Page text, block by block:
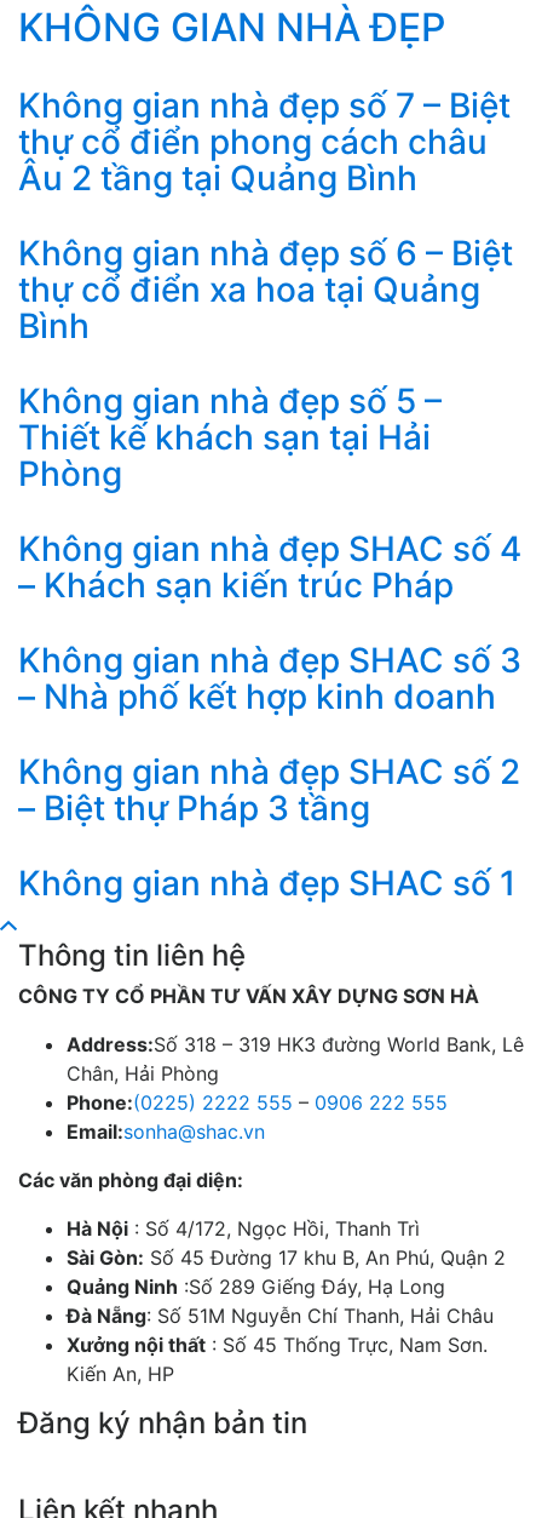
KHÔNG GIAN NHÀ ĐẸP
Không gian nhà đẹp số 7 – Biệt
thự cổ điển phong cách châu
Âu 2 tầng tại Quảng Bình
Không gian nhà đẹp số 6 – Biệt
thự cổ điển xa hoa tại Quảng
Bình
Không gian nhà đẹp số 5 –
Thiết kế khách sạn tại Hải
Phòng
Không gian nhà đẹp SHAC số 4
– Khách sạn kiến trúc Pháp
Không gian nhà đẹp SHAC số 3
– Nhà phố kết hợp kinh doanh
Không gian nhà đẹp SHAC số 2
– Biệt thự Pháp 3 tầng
Không gian nhà đẹp SHAC số 1
Thông tin liên hệ
CÔNG TY CỔ PHẦN TƯ VẤN XÂY DỰNG SƠN HÀ
Address:Số 318 – 319 HK3 đường World Bank, Lê
Chân, Hải Phòng
Phone:(0225) 2222 555 – 0906 222 555
Email:sonha@shac.vn
Các văn phòng đại diện:
Hà Nội : Số 4/172, Ngọc Hồi, Thanh Trì
Sài Gòn: Số 45 Đường 17 khu B, An Phú, Quận 2
Quảng Ninh :Số 289 Giếng Đáy, Hạ Long
Đà Nẵng: Số 51M Nguyễn Chí Thanh, Hải Châu
Xưởng nội thất : Số 45 Thống Trực, Nam Sơn.
Kiến An, HP
Đăng ký nhận bản tin
Liên kết nhanh